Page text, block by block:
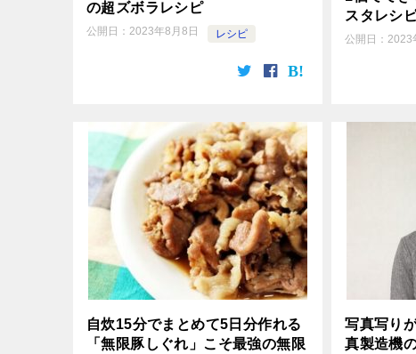
の超ズボラレシピ
公開日： 2023年8月8日 レシピ
スタレシ
公開日：2023
自炊15分でまとめて5日分作れる
「無限豚しぐれ」こそ最強の無限
写真写り
真製造機